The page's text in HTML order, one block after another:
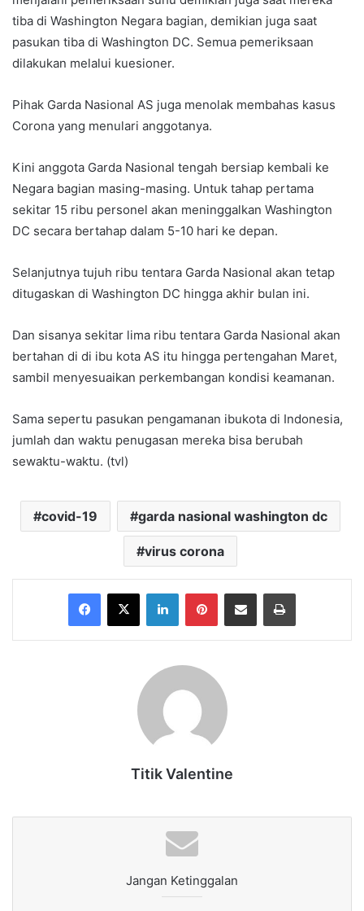
tiba di Washington Negara bagian, demikian juga saat
pasukan tiba di Washington DC. Semua pemeriksaan
dilakukan melalui kuesioner.
Pihak Garda Nasional AS juga menolak membahas kasus
Corona yang menulari anggotanya.
Kini anggota Garda Nasional tengah bersiap kembali ke
Negara bagian masing-masing. Untuk tahap pertama
sekitar 15 ribu personel akan meninggalkan Washington
DC secara bertahap dalam 5-10 hari ke depan.
Selanjutnya tujuh ribu tentara Garda Nasional akan tetap
ditugaskan di Washington DC hingga akhir bulan ini.
Dan sisanya sekitar lima ribu tentara Garda Nasional akan
bertahan di di ibu kota AS itu hingga pertengahan Maret,
sambil menyesuaikan perkembangan kondisi keamanan.
Sama sepertu pasukan pengamanan ibukota di Indonesia,
jumlah dan waktu penugasan mereka bisa berubah
sewaktu-waktu. (tvl)
covid-19 garda nasional washington dc
virus corona
Facebook
X LinkedInPinterestShare via Email Print
Titik Valentine
Jangan Ketinggalan